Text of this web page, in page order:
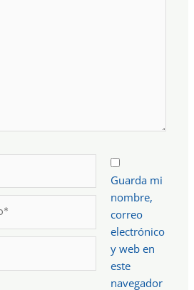
Guarda mi
nombre,
correo
electrónico
y web en
este
navegador